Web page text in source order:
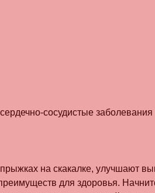
сосудистые заболевания
на скакалке, улучшают
для здоровья.